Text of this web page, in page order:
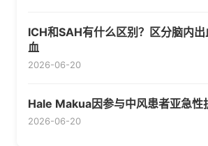
ICH和SAH有什么区别？区分脑内
血
2026-06-20
Hale Makua因参与中风患者亚急性
2026-06-20